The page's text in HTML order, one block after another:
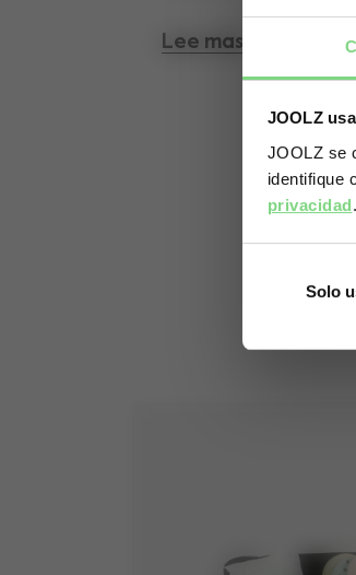
JOOLZ
JOOLZ se
identifique
privacidad.
Solo
sus numerosos
llevar una botella,
Lee mas